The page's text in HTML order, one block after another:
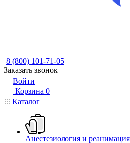
8 (800) 101-71-05
Заказать звонок
Войти
Корзина 0
Каталог
Анестезиология и реанимация